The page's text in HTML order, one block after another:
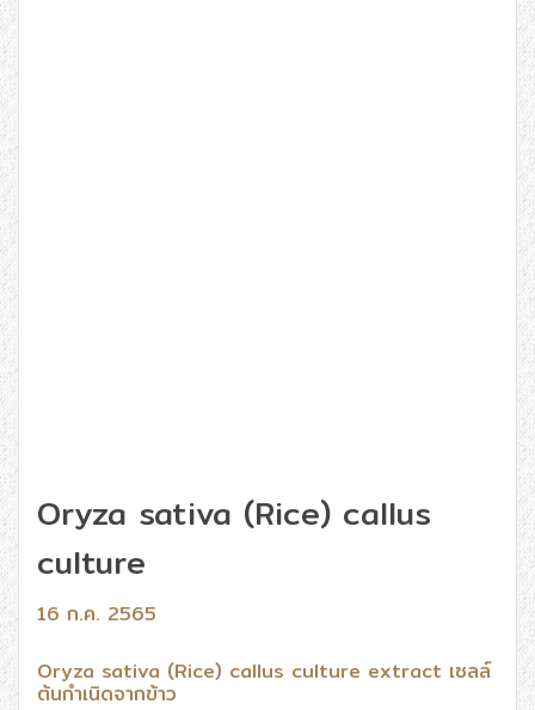
Oryza sativa (Rice) callus
culture
16 ก.ค. 2565
Oryza sativa (Rice) callus culture extract เซลล์
ต้นกำเนิดจากข้าว